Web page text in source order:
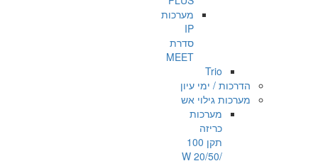
מערכות
IP
סדרת
MEET
Trio
הדרכות / ימי עיון
מערכות גילוי אש
מערכות
כריזה
תקן 100
/20/50 W